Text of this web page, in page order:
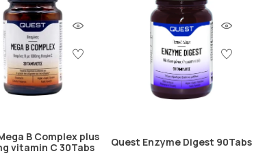
B Complex plus
vitamin C 30Tabs
Quest Enzyme Digest 90Tabs